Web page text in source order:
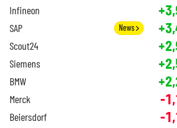
Infineon
SAP News
Scout24
Siemens
BMW
Merck -
Beiersdorf -